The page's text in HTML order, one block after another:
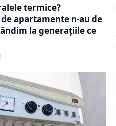
termice?
apartamente n-au de
la generațiile ce